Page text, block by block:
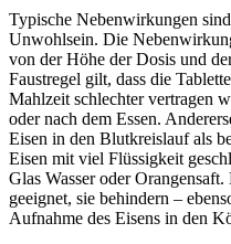
Typische Nebenwirkungen
Unwohlsein. Die
von der Höhe der Dosis und
Faustregel gilt, dass die
Mahlzeit schlechter vertragen
oder nach dem Essen.
Eisen in den Blutkreislauf als
Eisen mit viel Flüssigkeit
Glas Wasser oder
geeignet, sie behindern –
Aufnahme des Eisens in den